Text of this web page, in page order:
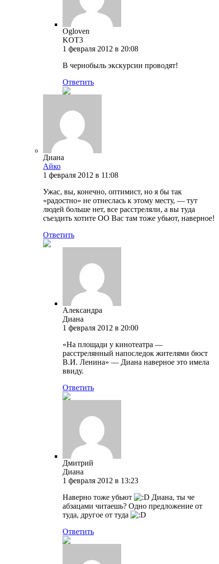
Ogloven
KOT3
1 февраля 2012 в 20:08
В чернобыль экскурсии проводят!
Ответить
Диана
Айко
1 февраля 2012 в 11:08
Ужас, вы, конечно, оптимист, но я бы так
«радостно» не отнеслась к этому месту, — тут
людей больше нет, все расстреляли, а вы туда
съездить хотите ОО Вас там тоже убьют, наверное!
Ответить
Александра
Диана
1 февраля 2012 в 20:00
«На площади у кинотеатра —
расстрелянный напоследок жителями бюст
В.И. Ленина» — Диана наверное это имела
ввиду.
Ответить
Дмитрий
Диана
1 февраля 2012 в 13:23
Наверно тоже убьют
Диана, ты че
абзацами читаешь? Одно предложение от
туда, другое от туда
Ответить